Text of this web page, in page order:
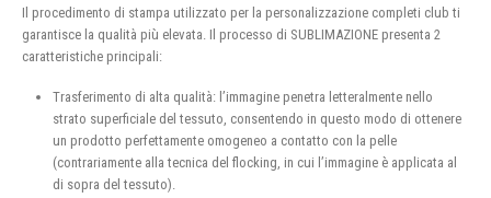
Il procedimento di stampa utilizzato per la personalizzazione completi club ti
garantisce la qualità più elevata. Il processo di SUBLIMAZIONE presenta 2
caratteristiche principali:
Trasferimento di alta qualità: l’immagine penetra letteralmente nello
strato superficiale del tessuto, consentendo in questo modo di ottenere
un prodotto perfettamente omogeneo a contatto con la pelle
(contrariamente alla tecnica del flocking, in cui l’immagine è applicata al
di sopra del tessuto).